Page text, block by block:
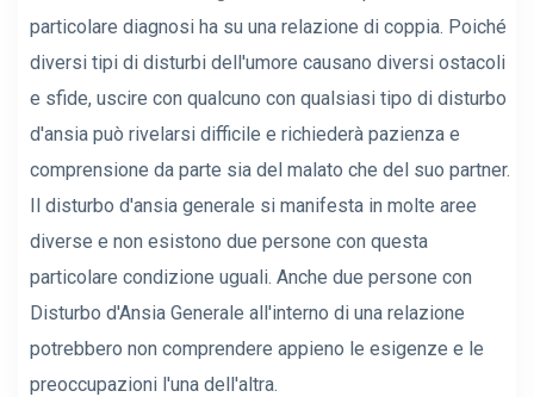
particolare diagnosi ha su una relazione di coppia. Poiché
diversi tipi di disturbi dell'umore causano diversi ostacoli
e sfide, uscire con qualcuno con qualsiasi tipo di disturbo
d'ansia può rivelarsi difficile e richiederà pazienza e
comprensione da parte sia del malato che del suo partner.
Il disturbo d'ansia generale si manifesta in molte aree
diverse e non esistono due persone con questa
particolare condizione uguali. Anche due persone con
Disturbo d'Ansia Generale all'interno di una relazione
potrebbero non comprendere appieno le esigenze e le
preoccupazioni l'una dell'altra.